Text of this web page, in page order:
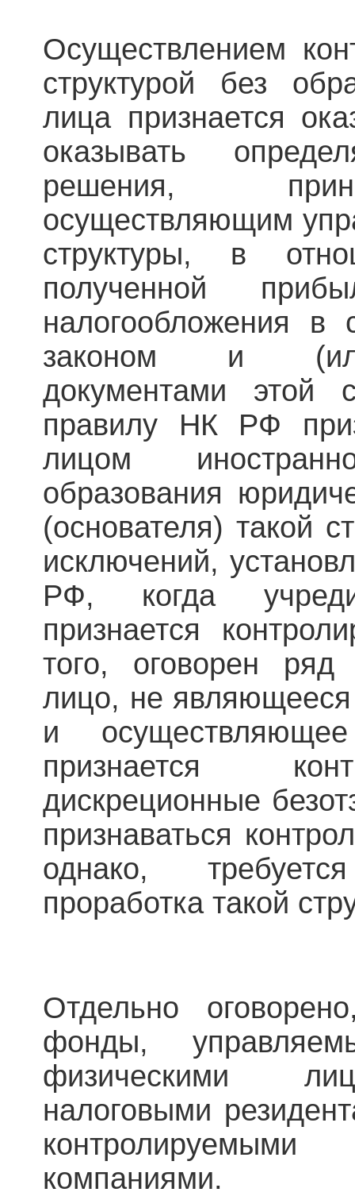
Осуществлением
структурой без
лица признается
оказывать
решения,
осуществляющим
структуры, в
полученной
налогообложения в
законом и
документами этой
правилу НК РФ
лицом
образования
(основателя) такой
исключений,
РФ, когда
признается
того, оговорен
лицо, не являющееся
и
признается
дискреционные
признаваться
однако,
проработка такой
Отдельно
фонды,
физическими
налоговыми
компаниями.